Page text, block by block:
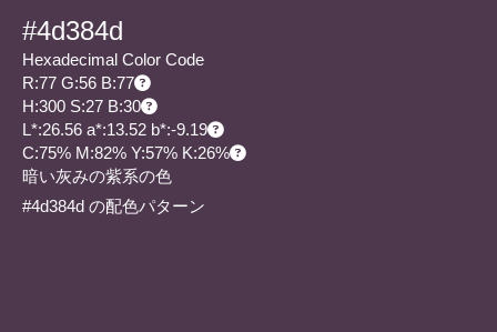
#4d384d
Hexadecimal Color Code
R:77 G:56 B:77
H:300 S:27 B:30
L*:26.56 a*:13.52 b*:-9.19
C:75% M:82% Y:57% K:26%
暗い灰みの紫系の色
#4d384d の配色パターン